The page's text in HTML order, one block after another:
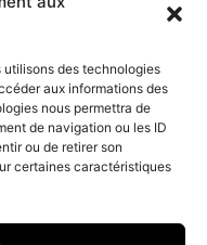
utilisons des technologies
aux informations des
nous permettra de
de navigation ou les ID
ou de retirer son
certaines caractéristiques
2013! Le studio
« Puppies »,
») et « April »
« Styme » et
maintenant de
April
mois! Pas mal de […]